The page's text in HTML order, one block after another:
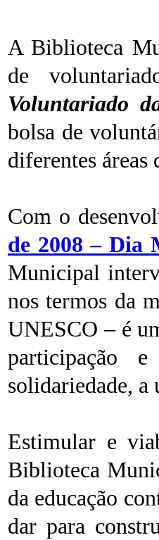
A Biblioteca
de
Voluntariado
bolsa de
diferentes áreas
Com o
de 2008 – Dia
Municipal
nos termos da
UNESCO – é
participação
solidariedade, a
Estimular e
Biblioteca
da educação
dar para